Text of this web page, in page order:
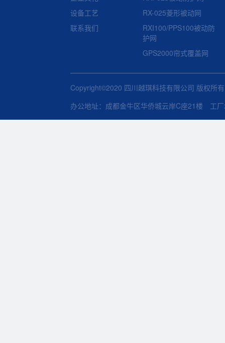
设备工艺
联系我们
RX-025菱形被动网
RXI100/PPS100被动防
护网
GPS2000帘式覆盖网
Copyright©2020 四川越琪科技有限公司 版权所
办公地址：成都金牛区华侨城云岸C座21楼 工